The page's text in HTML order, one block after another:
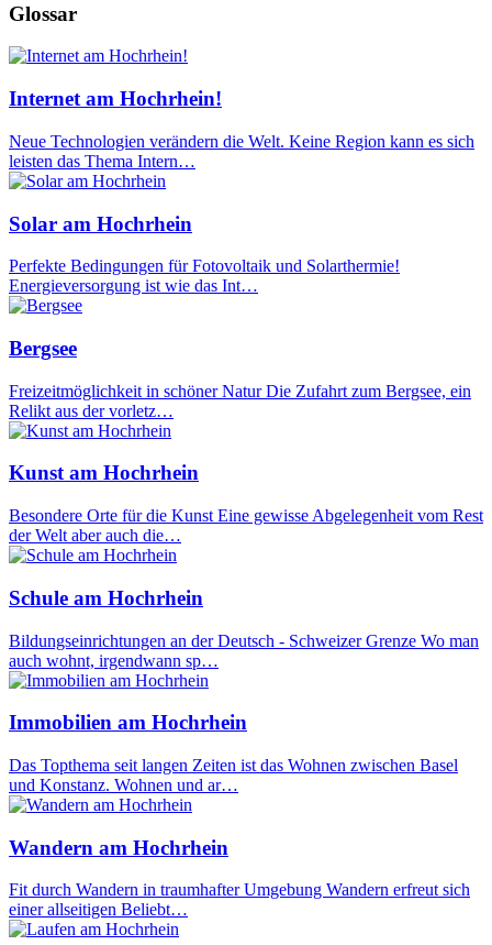
Glossar
Internet am Hochrhein!
Neue Technologien verändern die Welt. Keine Region kann es sich
leisten das Thema Intern…
Solar am Hochrhein
Perfekte Bedingungen für Fotovoltaik und Solarthermie!
Energieversorgung ist wie das Int…
Bergsee
Freizeitmöglichkeit in schöner Natur Die Zufahrt zum Bergsee, ein
Relikt aus der vorletz…
Kunst am Hochrhein
Besondere Orte für die Kunst Eine gewisse Abgelegenheit vom Rest
der Welt aber auch die…
Schule am Hochrhein
Bildungseinrichtungen an der Deutsch - Schweizer Grenze Wo man
auch wohnt, irgendwann sp…
Immobilien am Hochrhein
Das Topthema seit langen Zeiten ist das Wohnen zwischen Basel
und Konstanz. Wohnen und ar…
Wandern am Hochrhein
Fit durch Wandern in traumhafter Umgebung Wandern erfreut sich
einer allseitigen Beliebt…